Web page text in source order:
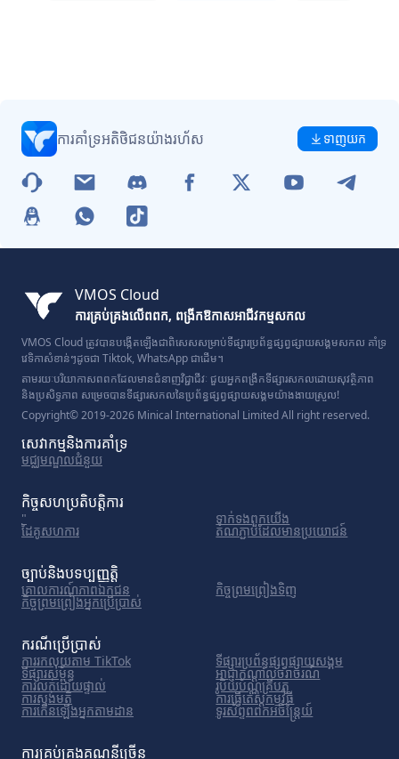
ការគាំទ្រអតិថិជនយ៉ាងរហ័ស ទាញយក
VMOS Cloud
ការគ្រប់គ្រងលើពពក, ពង្រីកឱកាសអាជីវកម្មសកល
VMOS Cloud ត្រូវបានបង្កើតឡើងជាពិសេសសម្រាប់ទីផ្សារប្រព័ន្ធផ្សព្វផ្សាយសង្គមសកល គាំទ្រ
វេទិកាសំខាន់ៗដូចជា Tiktok, WhatsApp ជាដើម។
តាមរយៈបរិយាកាសពពកដែលមានជំនាញវិជ្ជាជីវៈ ជួយអ្នកពង្រីកទីផ្សារសកលដោយសុវត្ថិភាព
និងប្រសិទ្ធភាព សម្រេចបានទីផ្សារសកលនៃប្រព័ន្ធផ្សព្វផ្សាយសង្គមយ៉ាងងាយស្រួល!
Copyright© 2019-2026 Minical International Limited All right reserved.
សេវាកម្ម​និង​ការ​គាំទ្រ
មជ្ឈមណ្ឌល​ជំនួយ
កិច្ចសហប្រតិបត្តិការ
" ទាក់ទង​ពួក​យើង
ដៃគូសហការ តំណភ្ជាប់ដែលមានប្រយោជន៍
ច្បាប់និងបទប្បញ្ញត្តិ
គោលការណ៍​ភាព​ឯកជន កិច្ចព្រមព្រៀងទិញ
កិច្ចព្រមព្រៀងអ្នកប្រើប្រាស់
ករណីប្រើប្រាស់
ការរកលុយតាម TikTok ទីផ្សារ​ប្រព័ន្ធ​ផ្សព្វផ្សាយ​សង្គម
ទីផ្សារសម្ព័ន្ធ អាជ្ញាកណ្តាលចរាចរណ៍
ការលក់ដោយផ្ទាល់ រូបិយប័ណ្ណគ្រីបតូ
ការស្ទង់មតិ ការធ្វើតេស្តកម្មវិធី
ការកើនឡើងអ្នកតាមដាន ទូរស័ព្ទពពកអចិន្ត្រៃយ៍
ការគ្រប់គ្រងគណនីច្រើន